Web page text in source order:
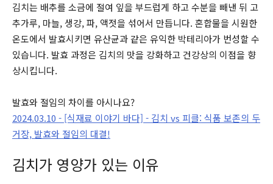
김치는 배추를 소금에 절여 잎을 부드럽게 하고 수분을 빼낸 뒤 고
추가루, 마늘, 생강, 파, 액젓을 섞어서 만듭니다. 혼합물을 시원한
온도에서 발효시키면 유산균과 같은 유익한 박테리아가 번성할 수
있습니다. 발효 과정은 김치의 맛을 강화하고 건강상의 이점을 향
상시킵니다.
발효와 절임의 차이를 아시나요?
2024.03.10 - [식재료 이야기 바다] - 김치 vs 피클: 식품 보존의 두
거장, 발효와 절임의 대결!
김치가 영양가 있는 이유